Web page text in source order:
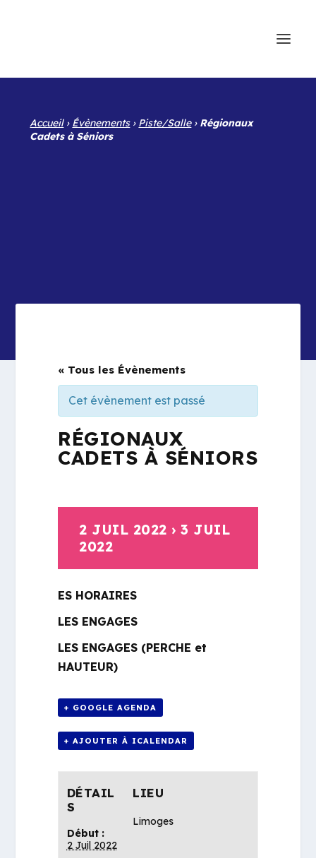
Accueil› Évènements› Piste/Salle› Régionaux
Cadets à Séniors
« Tous les Évènements
Cet évènement est passé
RÉGIONAUX
CADETS À SÉNIORS
2 JUIL 2022 ›3 JUIL
2022
ES HORAIRES
LES ENGAGES
LES ENGAGES (PERCHE et
HAUTEUR)
+ GOOGLE AGENDA
+ AJOUTER À ICALENDAR
DÉTAIL
S
Début :
2 Juil 2022
LIEU
Limoges